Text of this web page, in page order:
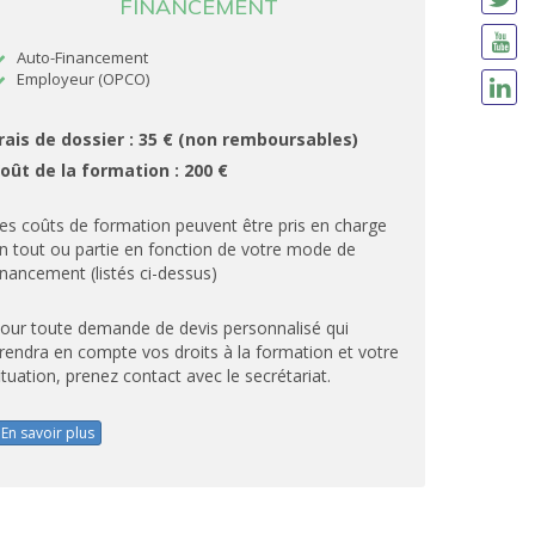
FINANCEMENT
Auto-Financement
Employeur (OPCO)
de dossier : 35 € (non remboursables)
de la formation : 200 €
coûts de formation peuvent être pris en charge
tout ou partie en fonction de votre mode de
(listés ci-dessus)
toute demande de devis personnalisé qui
en compte vos droits à la formation et votre
prenez contact avec le secrétariat.
En savoir plus